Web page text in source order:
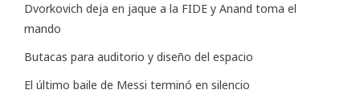
Dvorkovich deja en jaque a la FIDE y Anand toma el
mando
Butacas para auditorio y diseño del espacio
El último baile de Messi terminó en silencio